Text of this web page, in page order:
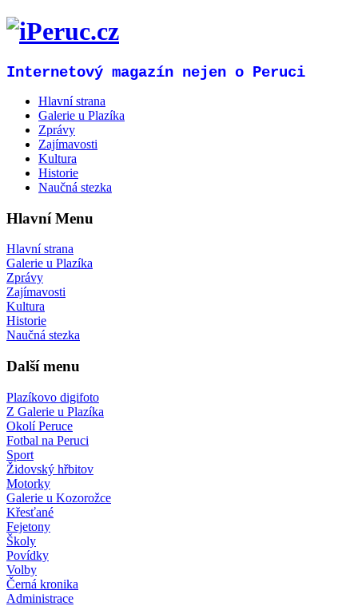
Internetový magazín nejen o Peruci
Hlavní strana
Galerie u Plazíka
Zprávy
Zajímavosti
Kultura
Historie
Naučná stezka
Hlavní Menu
Hlavní strana
Galerie u Plazíka
Zprávy
Zajímavosti
Kultura
Historie
Naučná stezka
Další menu
Plazíkovo digifoto
Z Galerie u Plazíka
Okolí Peruce
Fotbal na Peruci
Sport
Židovský hřbitov
Motorky
Galerie u Kozorožce
Křesťané
Fejetony
Školy
Povídky
Volby
Černá kronika
Administrace